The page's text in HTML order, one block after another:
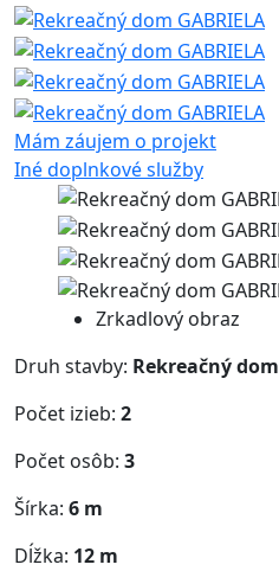
Mám záujem o projekt
Iné doplnkové služby
Zrkadlový obraz
Druh stavby: Rekreačný dom
Počet izieb: 2
Počet osôb: 3
Šírka: 6 m
Dĺžka: 12 m